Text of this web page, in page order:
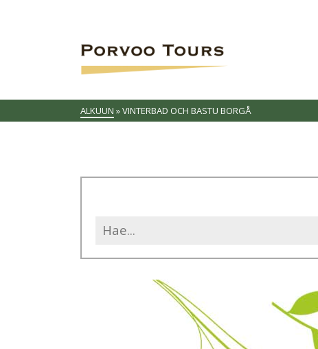
ALKUUN »VINTERBAD OCH BASTU BORGÅ
Search
for: